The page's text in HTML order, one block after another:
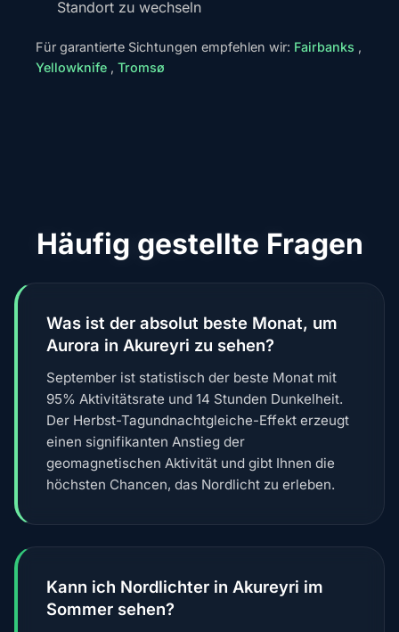
Standort zu wechseln
Für garantierte Sichtungen empfehlen wir: Fairbanks ,
Yellowknife , Tromsø
Häufig gestellte Fragen
Was ist der absolut beste Monat, um
Aurora in Akureyri zu sehen?
September ist statistisch der beste Monat mit
95% Aktivitätsrate und 14 Stunden Dunkelheit.
Der Herbst-Tagundnachtgleiche-Effekt erzeugt
einen signifikanten Anstieg der
geomagnetischen Aktivität und gibt Ihnen die
höchsten Chancen, das Nordlicht zu erleben.
Kann ich Nordlichter in Akureyri im
Sommer sehen?